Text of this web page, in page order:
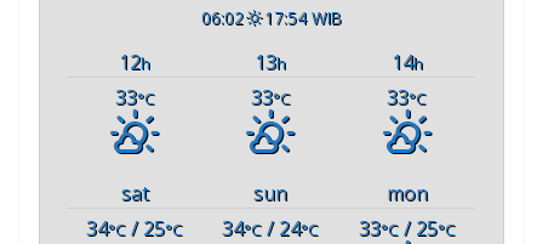
06:02 17:54 WIB
12h 13h 14h
33°C 33°C 33°C
sat sun
mon
34°C / 25°C 34°C / 24°C 33°C/ 25°C